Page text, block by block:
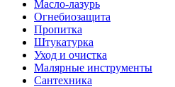
Масло-лазурь
Огнебиозащита
Пропитка
Штукатурка
Уход и очистка
Малярные инструменты
Сантехника